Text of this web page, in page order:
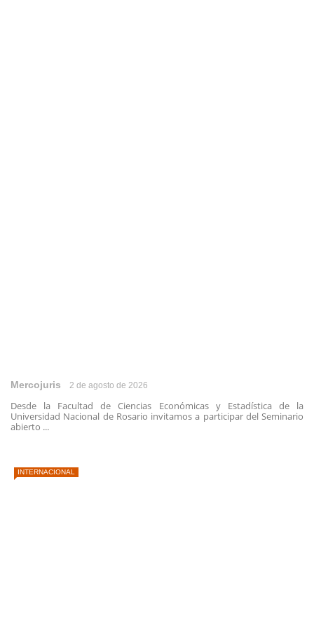
Mercojuris 2 de agosto de 2026
Desde la Facultad de Ciencias Económicas y Estadística de la
Universidad Nacional de Rosario invitamos a participar del Seminario
abierto ...
INTERNACIONAL